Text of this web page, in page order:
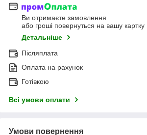
Ви отримаєте замовлення
або гроші повернуться на вашу картку
Детальніше
Післяплата
Оплата на рахунок
Готівкою
Всі умови оплати
Умови повернення